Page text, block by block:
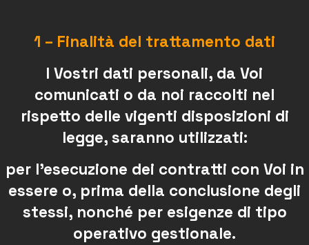
1 – Finalità del trattamento dati
I Vostri dati personali, da Voi
comunicati o da noi raccolti nel
rispetto delle vigenti disposizioni di
legge, saranno utilizzati:
per l’esecuzione dei contratti con Voi in
essere o, prima della conclusione degli
stessi, nonché per esigenze di tipo
operativo gestionale.